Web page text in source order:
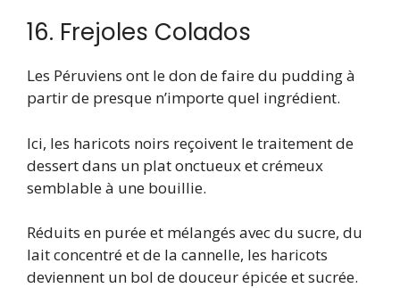
16. Frejoles Colados
Les Péruviens ont le don de faire du pudding à
partir de presque n’importe quel ingrédient.
Ici, les haricots noirs reçoivent le traitement de
dessert dans un plat onctueux et crémeux
semblable à une bouillie.
Réduits en purée et mélangés avec du sucre, du
lait concentré et de la cannelle, les haricots
deviennent un bol de douceur épicée et sucrée.